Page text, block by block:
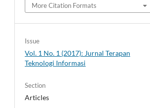
More Citation Formats
Issue
Vol. 1 No. 1 (2017): Jurnal Terapan
Teknologi Informasi
Section
Articles